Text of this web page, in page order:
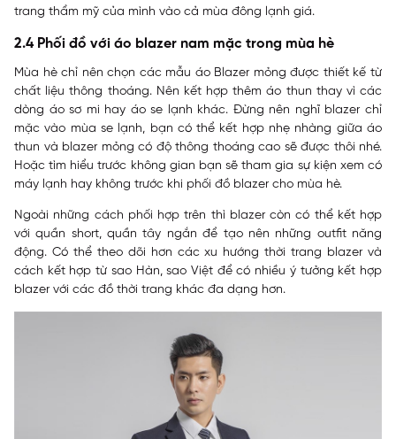
trang thẩm mỹ của mình vào cả mùa đông lạnh giá.
2.4 Phối đồ với áo blazer nam mặc trong mùa hè
Mùa hè chỉ nên chọn các mẫu áo Blazer mỏng được thiết kế từ
chất liệu thông thoáng. Nên kết hợp thêm áo thun thay vì các
dòng áo sơ mi hay áo se lạnh khác. Đừng nên nghĩ blazer chỉ
mặc vào mùa se lạnh, bạn có thể kết hợp nhẹ nhàng giữa áo
thun và blazer mỏng có độ thông thoáng cao sẽ được thôi nhé.
Hoặc tìm hiểu trước không gian bạn sẽ tham gia sự kiện xem có
máy lạnh hay không trước khi phối đồ blazer cho mùa hè.
Ngoài những cách phối hợp trên thì blazer còn có thể kết hợp
với quần short, quần tây ngắn để tạo nên những outfit năng
động. Có thể theo dõi hơn các xu hướng thời trang blazer và
cách kết hợp từ sao Hàn, sao Việt để có nhiều ý tưởng kết hợp
blazer với các đồ thời trang khác đa dạng hơn.